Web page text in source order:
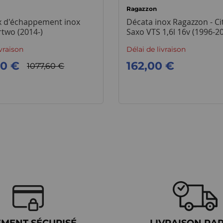
d'échappement inox
(2014-)
1077,60 €
€
Ragazzon
Décata inox Ragazzon -
Saxo VTS 1,6l 16v (1996-
Délai de livraison
162,00 €